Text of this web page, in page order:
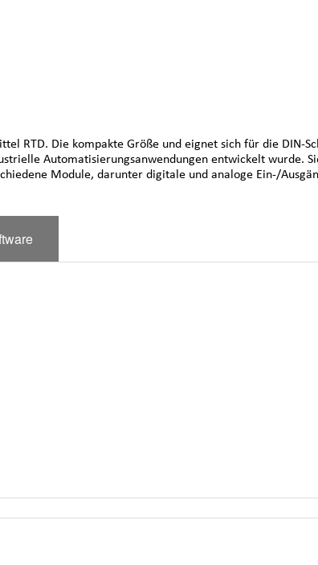
RTD. Die kompakte Größe und eignet sich für die DIN-
Automatisierungsanwendungen entwickelt wurde.
Module, darunter digitale und analoge Ein-/